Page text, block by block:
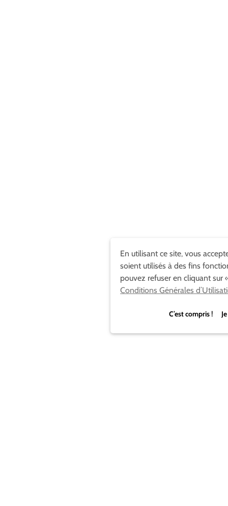
En utilisant ce site, vous
soient utilisés à des fins
pouvez refuser en cliquant sur
Conditions Générales
C’est compris !